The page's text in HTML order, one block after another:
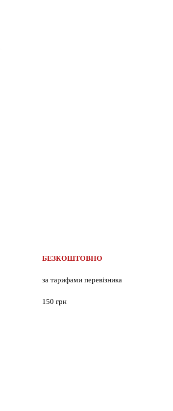
БЕЗКОШТОВНО
за тарифами перевізника
150 грн